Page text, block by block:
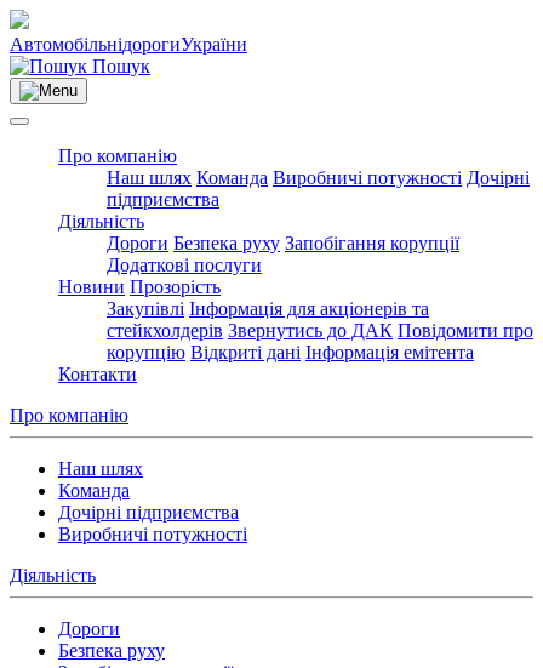
АвтомобільнідорогиУкраїни
Пошук
Про компанію
Наш шлях Команда Виробничі потужності Дочірні
підприємства
Діяльність
Дороги Безпека руху Запобігання корупції
Додаткові послуги
Новини Прозорість
Закупівлі Інформація для акціонерів та
стейкхолдерів Звернутись до ДАК Повідомити про
корупцію Відкриті дані Інформація емітента
Контакти
Про компанію
Наш шлях
Команда
Дочірні підприємства
Виробничі потужності
Діяльність
Дороги
Безпека руху